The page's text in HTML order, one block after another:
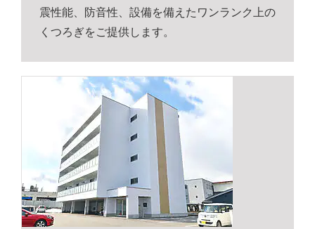
震性能、防音性、設備を備えたワンランク上の
くつろぎをご提供します。